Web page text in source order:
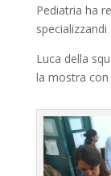
Pediatria ha
specializzandi
Luca della
la mostra